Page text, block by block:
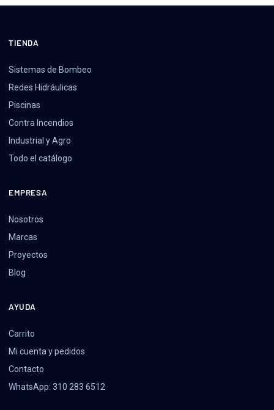
TIENDA
Sistemas de Bombeo
Redes Hidráulicas
Piscinas
Contra Incendios
Industrial y Agro
Todo el catálogo
EMPRESA
Nosotros
Marcas
Proyectos
Blog
AYUDA
Carrito
Mi cuenta y pedidos
Contacto
WhatsApp: 310 283 6512